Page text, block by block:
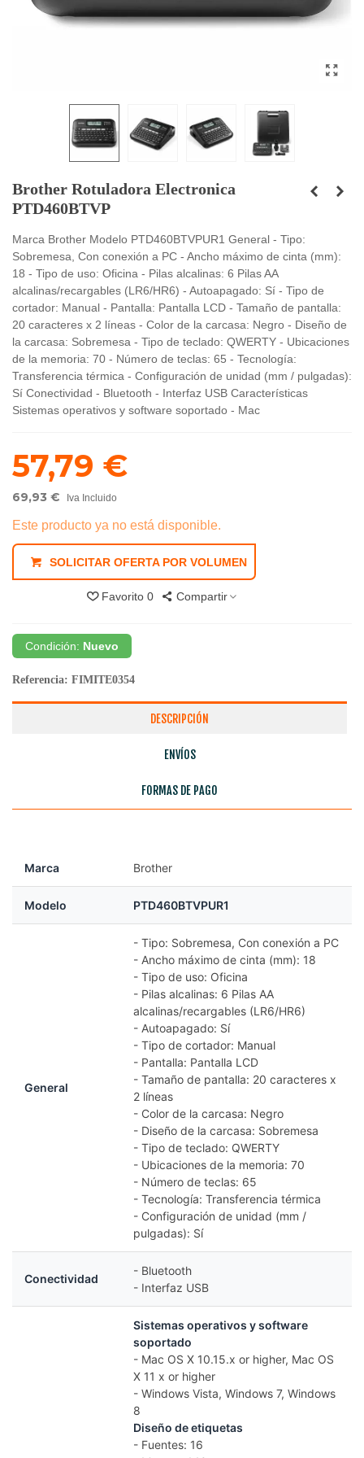
Brother Rotuladora Electronica
PTD460BTVP
Marca Brother Modelo PTD460BTVPUR1 General - Tipo:
Sobremesa, Con conexión a PC - Ancho máximo de cinta (mm):
18 - Tipo de uso: Oficina - Pilas alcalinas: 6 Pilas AA
alcalinas/recargables (LR6/HR6) - Autoapagado: Sí - Tipo de
cortador: Manual - Pantalla: Pantalla LCD - Tamaño de pantalla:
20 caracteres x 2 líneas - Color de la carcasa: Negro - Diseño de
la carcasa: Sobremesa - Tipo de teclado: QWERTY - Ubicaciones
de la memoria: 70 - Número de teclas: 65 - Tecnología:
Transferencia térmica - Configuración de unidad (mm / pulgadas):
Sí Conectividad - Bluetooth - Interfaz USB Características
Sistemas operativos y software soportado - Mac
57,79 €
69,93 € Iva Incluido
Este producto ya no está disponible.
SOLICITAR OFERTA POR VOLUMEN
Favorito 0 Compartir
Condición: Nuevo
Referencia: FIMITE0354
DESCRIPCIÓN
ENVÍOS
FORMAS DE PAGO
Marca Brother
Modelo PTD460BTVPUR1
General
- Tipo: Sobremesa, Con conexión a PC
- Ancho máximo de cinta (mm): 18
- Tipo de uso: Oficina
- Pilas alcalinas: 6 Pilas AA
alcalinas/recargables (LR6/HR6)
- Autoapagado: Sí
- Tipo de cortador: Manual
- Pantalla: Pantalla LCD
- Tamaño de pantalla: 20 caracteres x
2 líneas
- Color de la carcasa: Negro
- Diseño de la carcasa: Sobremesa
- Tipo de teclado: QWERTY
- Ubicaciones de la memoria: 70
- Número de teclas: 65
- Tecnología: Transferencia térmica
- Configuración de unidad (mm /
pulgadas): Sí
Conectividad
- Bluetooth
- Interfaz USB
Sistemas operativos y software
soportado
- Mac OS X 10.15.x or higher, Mac OS
X 11 x or higher
- Windows Vista, Windows 7, Windows
8
Diseño de etiquetas
- Fuentes: 16